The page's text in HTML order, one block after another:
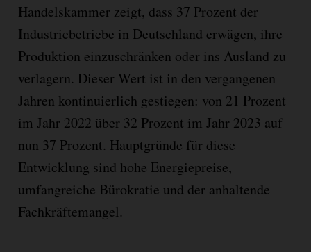
Handelskammer zeigt, dass 37 Prozent der
Industriebetriebe in Deutschland erwägen, ihre
Produktion einzuschränken oder ins Ausland zu
verlagern. Dieser Wert ist in den vergangenen
Jahren kontinuierlich gestiegen: von 21 Prozent
im Jahr 2022 über 32 Prozent im Jahr 2023 auf
nun 37 Prozent. Hauptgründe für diese
Entwicklung sind hohe Energiepreise,
umfangreiche Bürokratie und der anhaltende
Fachkräftemangel.